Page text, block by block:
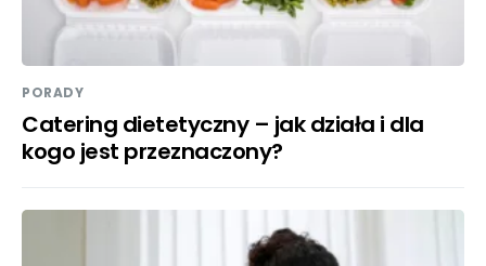
PORADY
Catering dietetyczny – jak działa i dla
kogo jest przeznaczony?